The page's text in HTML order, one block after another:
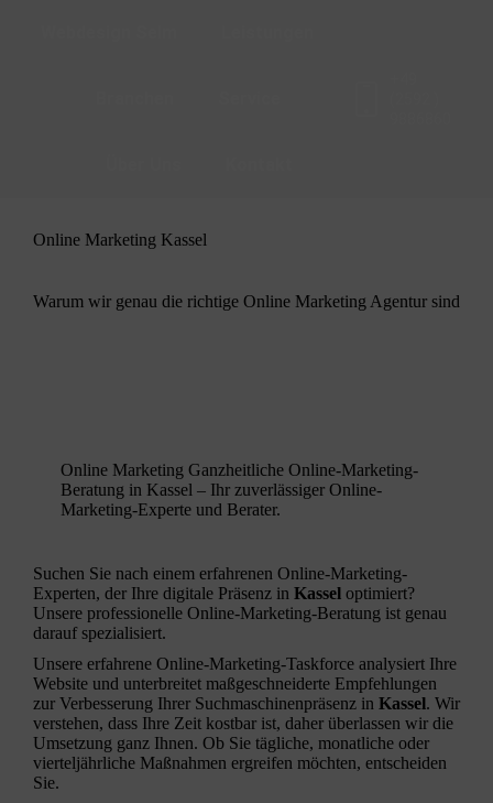
Online Marketing Kassel
Warum wir genau die richtige Online Marketing Agentur sind
Online Marketing Ganzheitliche Online-Marketing-
Beratung in Kassel – Ihr zuverlässiger Online-
Marketing-Experte und Berater.
Suchen Sie nach einem erfahrenen Online-Marketing-
Experten, der Ihre digitale Präsenz in Kassel optimiert?
Unsere professionelle Online-Marketing-Beratung ist genau
darauf spezialisiert.
Unsere erfahrene Online-Marketing-Taskforce analysiert Ihre
Website und unterbreitet maßgeschneiderte Empfehlungen
zur Verbesserung Ihrer Suchmaschinenpräsenz in Kassel. Wir
verstehen, dass Ihre Zeit kostbar ist, daher überlassen wir die
Umsetzung ganz Ihnen. Ob Sie tägliche, monatliche oder
vierteljährliche Maßnahmen ergreifen möchten, entscheiden
Sie.